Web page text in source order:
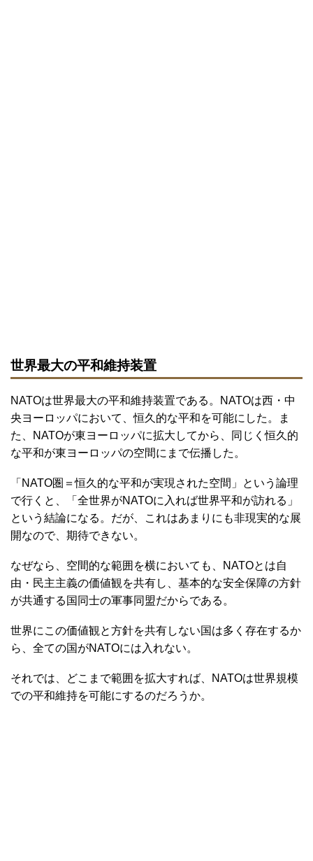
世界最大の平和維持装置
NATOは世界最大の平和維持装置である。NATOは西・中
央ヨーロッパにおいて、恒久的な平和を可能にした。ま
た、NATOが東ヨーロッパに拡大してから、同じく恒久的
な平和が東ヨーロッパの空間にまで伝播した。
「NATO圏＝恒久的な平和が実現された空間」という論理
で行くと、「全世界がNATOに入れば世界平和が訪れる」
という結論になる。だが、これはあまりにも非現実的な展
開なので、期待できない。
なぜなら、空間的な範囲を横においても、NATOとは自
由・民主主義の価値観を共有し、基本的な安全保障の方針
が共通する国同士の軍事同盟だからである。
世界にこの価値観と方針を共有しない国は多く存在するか
ら、全ての国がNATOには入れない。
それでは、どこまで範囲を拡大すれば、NATOは世界規模
での平和維持を可能にするのだろうか。